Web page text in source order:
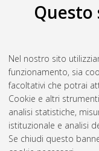
Nel nostro sito
funzionamento, sia
facoltativi che potrai
Cookie e altri
analisi statistiche,
istituzionale e analisi
Se chiudi questo
Salva
Il full-text non è
Altri